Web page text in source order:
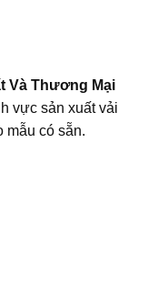
Và Thương Mại
vực sản xuất vải
mẫu có sẵn.